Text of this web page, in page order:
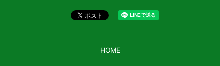
HOME